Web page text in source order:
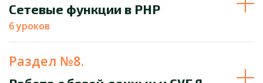
Сетевые функции в PHP
6 уроков
Раздел №8.